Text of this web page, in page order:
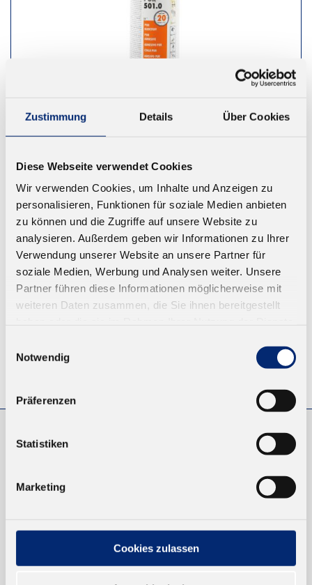
Zustimmung Details Über Cookies
Diese Webseite verwendet Cookies
Wir verwenden Cookies, um Inhalte und Anzeigen zu
personalisieren, Funktionen für soziale Medien anbieten
zu können und die Zugriffe auf unsere Website zu
analysieren. Außerdem geben wir Informationen zu Ihrer
Verwendung unserer Website an unsere Partner für
soziale Medien, Werbung und Analysen weiter. Unsere
Partner führen diese Informationen möglicherweise mit
weiteren Daten zusammen, die Sie ihnen bereitgestellt
Notwendig
Präferenzen
Statistiken
Marketing
Cookies zulassen
Offene Zeit: ca. 20-25 Minuten
Ab 14,38 € zzgl. MwSt.
ZUM WARENKORB
EINKAUFEN
VERSAND UND ZAHLUNG
EINFACH BEZAHLEN